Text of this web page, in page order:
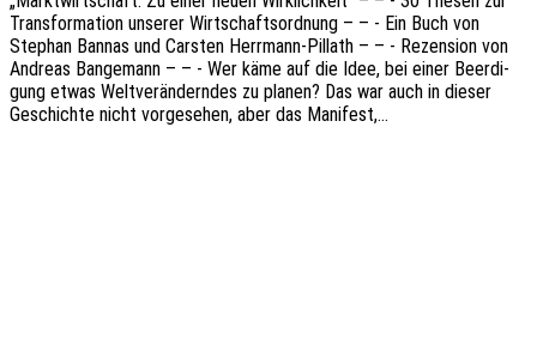
Trans­for­ma­ti­on unse­rer Wirt­schafts­ord­nung – – - Ein Buch von
Stephan Bannas und Cars­ten Herr­mann-Pillath – – - Rezen­si­on von
Andre­as Bange­mann – – - Wer käme auf die Idee, bei einer Beer­di­
gung etwas Welt­ver­än­dern­des zu planen? Das war auch in dieser
Geschich­te nicht vorge­se­hen, aber das Manifest,…